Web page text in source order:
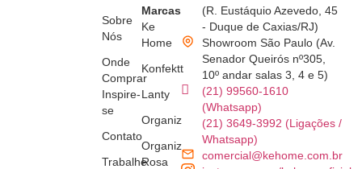
Sobre
Nós
Onde
Comprar
Inspire-
se
Contato
Trabalhe
Marcas
Ke
Home
Konfektt
Lanty
Organiz
Organiz
Rosa
(R. Eustáquio Azevedo, 45
- Duque de Caxias/RJ)
Showroom São Paulo (Av.
Senador Queirós nº305,
10º andar salas 3, 4 e 5)
(21) 99560-1610
(Whatsapp)
(21) 3649-3992 (Ligações /
Whatsapp)
comercial@kehome.com.br